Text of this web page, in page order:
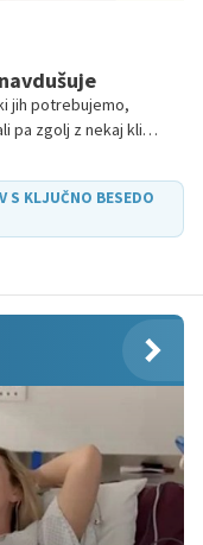
jih potrebujemo,
pa zgolj z nekaj kliki
zavedati, da nekaj,
tudi za nas. Koža
bolj previdni,
S KLJUČNO BESEDO